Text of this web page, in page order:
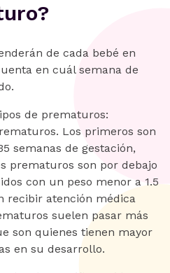
de cada bebé en
en cuál semana de
de prematuros:
Los primeros son
semanas de gestación,
prematuros son por debajo
con un peso menor a 1.5
recibir atención médica
suelen pasar más
son quienes tienen mayor
en su desarrollo.